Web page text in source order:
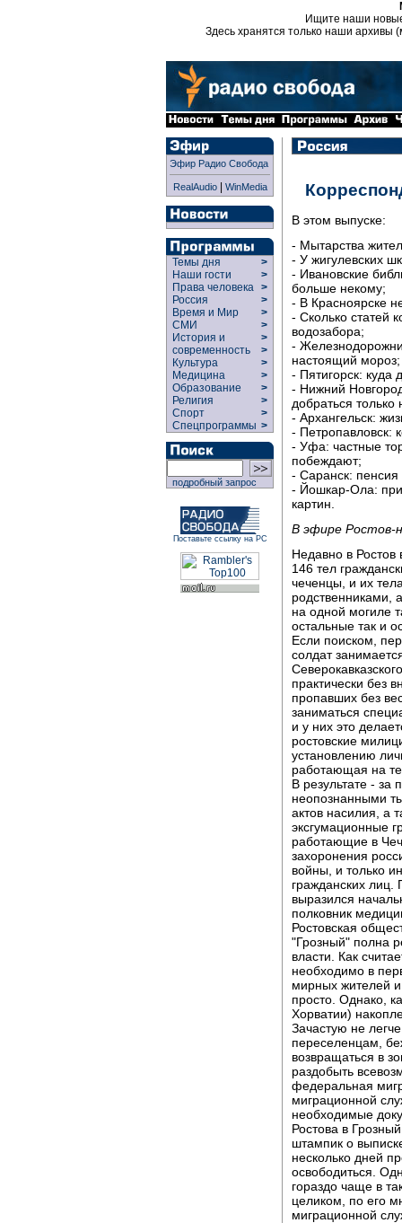
Ищите наши
Здесь хранятся только наши архивы
Эфир Радио Свобода
RealAudio| WinMedia
Темы дня
>
Наши гости
>
Права человека >
Россия
>
Время и Мир
>
СМИ
>
История и
современность
>
>
Культура
>
Медицина
>
Образование
>
Религия
>
Спорт
>
Спецпрограммы >
подробный запрос
Поставьте ссылку на РС
В этом выпуске:
- Мытарства
- У жигулевских
- Ивановские
больше некому;
- В Красноярске
- Сколько статей
водозабора;
-
настоящий мороз;
- Пятигорск: куда
- Нижний
добраться
- Архангельск:
- Петропавловск:
- Уфа: частные
побеждают;
- Саранск:
- Йошкар-Ола:
картин.
В эфире Ростов-
Недавно в Ростов
146 тел
чеченцы, и их
родственниками,
на одной могиле
остальные так и
Если поиском,
солдат
практически без
пропавших без
заниматься
и у них это
ростовские
установлению
работающая на
В результате -
неопознанными
актов насилия, а
эксгумационные
работающие в
захоронения
войны, и только
гражданских лиц.
выразился
полковник
Ростовская
"Грозный" полна
власти. Как
необходимо в
мирных жителей и
просто. Однако,
Хорватии)
Зачастую не
переселенцам,
возвращаться в
раздобыть
федеральная
миграционной
необходимые
Ростова в
штампик о
несколько дней
освободиться.
гораздо чаще в
целиком, по его
миграционной